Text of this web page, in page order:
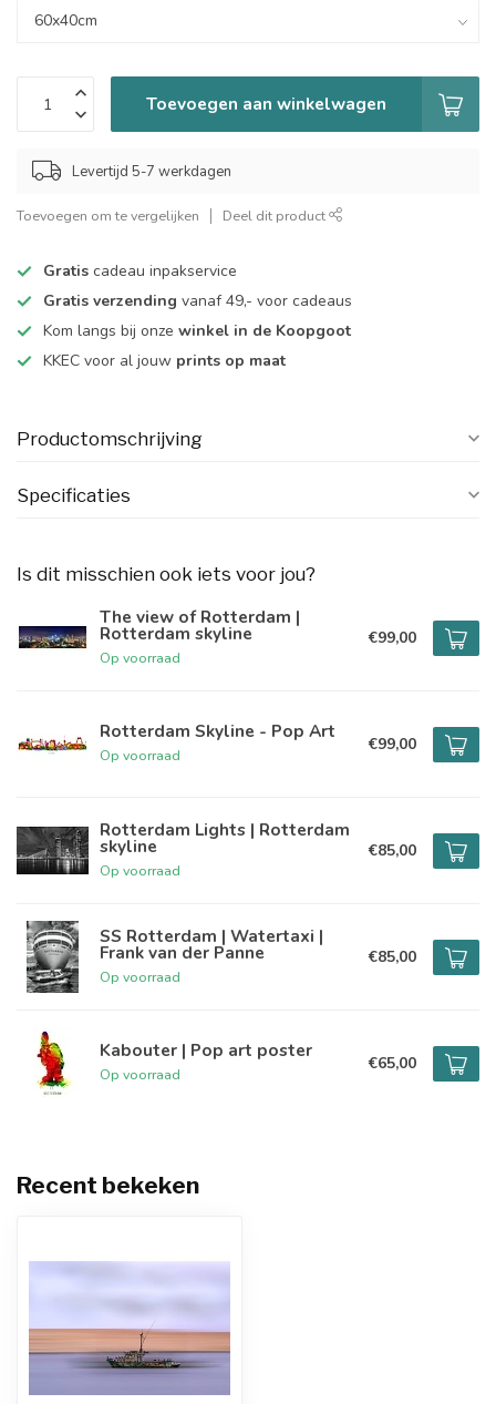
Toevoegen aan winkelwagen
Levertijd 5-7 werkdagen
Toevoegen om te vergelijken Deel dit product
Gratis cadeau inpakservice
Gratis verzending vanaf 49,- voor cadeaus
Kom langs bij onze winkel in de Koopgoot
KKEC voor al jouw prints op maat
Productomschrijving
Specificaties
Is dit misschien ook iets voor jou?
The view of Rotterdam |
Rotterdam skyline
Op voorraad
€99,00
Rotterdam Skyline - Pop Art
Op voorraad
€99,00
Rotterdam Lights | Rotterdam
skyline
Op voorraad
€85,00
SS Rotterdam | Watertaxi |
Frank van der Panne
Op voorraad
€85,00
Kabouter | Pop art poster
Op voorraad
€65,00
Recent bekeken